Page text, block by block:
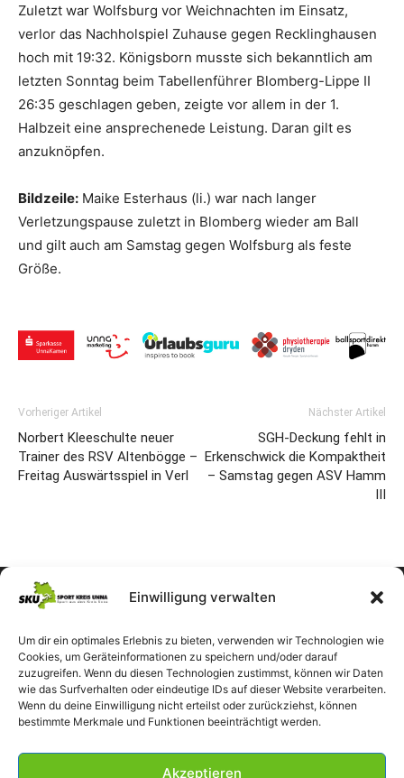
Einwilligung verwalten
Um dir ein optimales Erlebnis zu bieten, verwenden wir Technologien wie
Cookies, um Geräteinformationen zu speichern und/oder darauf
zuzugreifen. Wenn du diesen Technologien zustimmst, können wir Daten
wie das Surfverhalten oder eindeutige IDs auf dieser Website verarbeiten.
Wenn du deine Einwilligung nicht erteilst oder zurückziehst, können
bestimmte Merkmale und Funktionen beeinträchtigt werden.
Akzeptieren
Zuletzt war Wolfsburg vor Weichnachten im Einsatz,
verlor das Nachholspiel Zuhause gegen Recklinghausen
hoch mit 19:32. Königsborn musste sich bekanntlich am
letzten Sonntag beim Tabellenführer Blomberg-Lippe II
26:35 geschlagen geben, zeigte vor allem in der 1.
Halbzeit eine ansprechenede Leistung. Daran gilt es
anzuknöpfen.
Bildzeile: Maike Esterhaus (li.) war nach langer
Verletzungspause zuletzt in Blomberg wieder am Ball
und gilt auch am Samstag gegen Wolfsburg als feste
Größe.
Vorheriger Artikel
Norbert Kleeschulte neuer
Trainer des RSV Altenbögge –
Freitag Auswärtsspiel in Verl
Nächster Artikel
SGH-Deckung fehlt in
Erkenschwick die Kompaktheit
– Samstag gegen ASV Hamm
III